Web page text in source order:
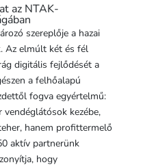
az NTAK-
szereplője a hazai
Az elmúlt két és fél
digitális fejlődését a
a felhőalapú
fogva egyértelmű:
kezébe,
hanem profittermelő
aktív partnerünk
hogy